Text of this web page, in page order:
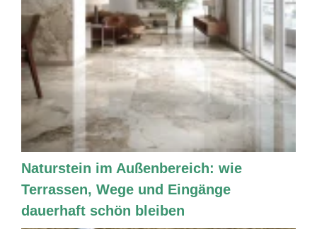
Naturstein im Außenbereich: wie
Terrassen, Wege und Eingänge
dauerhaft schön bleiben